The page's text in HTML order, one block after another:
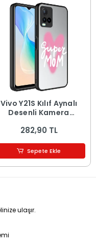
Vivo Y21S Kılıf Aynalı
Desenli Kamera
Kapak
282,90 TL
Sepete Ekle
ulaşır.